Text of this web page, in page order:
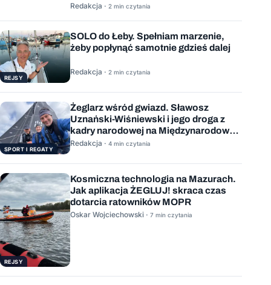
Redakcja · 2 min czytania
REJSY
SOLO do Łeby. Spełniam marzenie,
żeby popłynąć samotnie gdzieś dalej
Redakcja · 2 min czytania
SPORT I REGATY
Żeglarz wśród gwiazd. Sławosz
Uznański-Wiśniewski i jego droga z
kadry narodowej na Międzynarodową
Stację Kosmiczną
Redakcja · 4 min czytania
REJSY
Kosmiczna technologia na Mazurach.
Jak aplikacja ŻEGLUJ! skraca czas
dotarcia ratowników MOPR
Oskar Wojciechowski · 7 min czytania